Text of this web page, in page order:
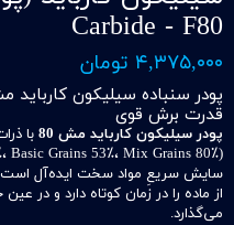
Carbide - F80
۴,۳۷۵,۰۰۰ تومان
قدرت برش قوی
پودر سیلیکون کارباید مش 80
با
سایش سریعِ مواد سخت ایده‌آل است.
از ماده را در زمان کوتاه دارد و در
می‌گذارد.